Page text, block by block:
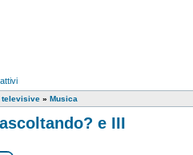
televisive » Musica
e III